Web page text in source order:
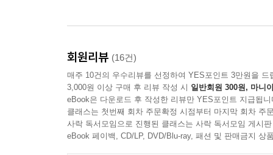
‘필립 K. 딕 걸작선’ 출간의 의의
세상을 떠난 지 20여 년이 지났지만 필립 K. 딕
‘싸구려 장르 소설 작가’로 폄하되고, SF 문학계
지금 그의 작품은 인간의 정체성에 대한 탐구와
미국의 권위 있는 비영리 출판사인 ‘라이브러리
회원리뷰 (16건)
매주 10건의 우수리뷰를 선정하여 YES포인트 3만원을 드
3,000원 이상 구매 후 리뷰 작성 시 일반회원 300원, 마니
eBook은 다운로드 후 작성한 리뷰만 YES포인트 지급됩니
클래스는 첫번째 회차 주문확정 시점부터 마지막 회차 주
사락 독서모임으로 진행된 클래스는 사락 독서모임 게시
eBook 페이백, CD/LP, DVD/Blu-ray, 패션 및 판매금지 상